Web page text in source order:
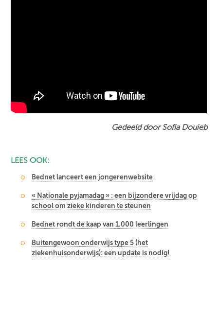
Gedeeld door Sofia Douieb
LEES OOK:
Bednet lanceert een jongerenwebsite
« Nationale pyjamadag » : een bijzondere vrijdag op
school om zieke kinderen te steunen
Bednet rondt de kaap van 1.000 leerlingen
Buitengewoon onderwijs type 5 (het
ziekenhuisonderwijs): een update is nodig!